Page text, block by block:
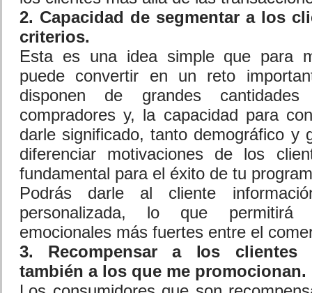
2. Capacidad de segmentar a los
criterios.
Esta es una idea simple que para
puede convertir en un reto
disponen de grandes
compradores y, la capacidad para
darle significado, tanto demográfico y
diferenciar motivaciones de los
fundamental para el éxito de tu
Podrás darle al cliente
personalizada, lo que permitirá
emocionales más fuertes entre el
3. Recompensar a los clientes
también a los que me promocionan.